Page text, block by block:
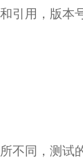
用，版本
同，测试